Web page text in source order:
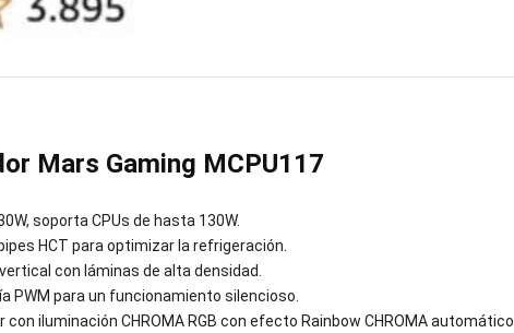
Mars Gaming MCPU117
soporta CPUs de hasta 130W.
HCT para optimizar la refrigeración.
con láminas de alta densidad.
PWM para un funcionamiento silencioso.
con iluminación CHROMA RGB con efecto Rainbow CHROMA automático.